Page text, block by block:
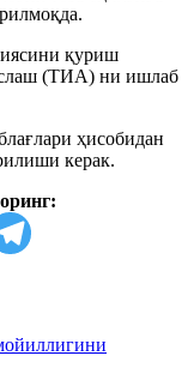
қуриш
(ТИА) ни ишлаб
ҳисобидан
керак.